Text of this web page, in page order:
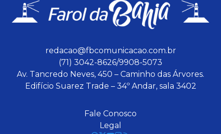
redacao@fbcomunicacao.com.br
(71) 3042-8626/9908-5073
Av. Tancredo Neves, 450 – Caminho das Árvores.
Edifício Suarez Trade – 34º Andar, sala 3402
Fale Conosco
Legal